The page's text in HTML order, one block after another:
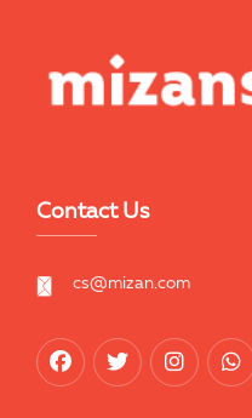
Contact Us
cs@mizan.com